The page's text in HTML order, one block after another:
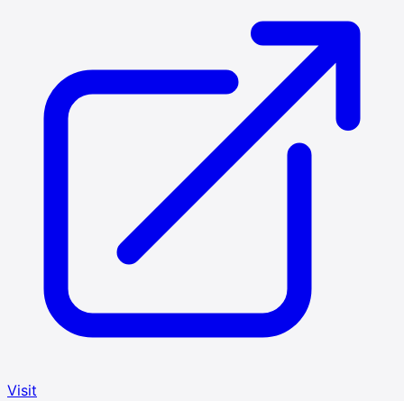
Visit